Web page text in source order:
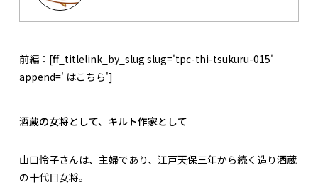
前編：[ff_titlelink_by_slug slug='tpc-thi-tsukuru-015'
append=' はこちら']
酒蔵の女将として、キルト作家として
山口怜子さんは、主婦であり、江戸天保三年から続く造り酒蔵
の十代目女将。